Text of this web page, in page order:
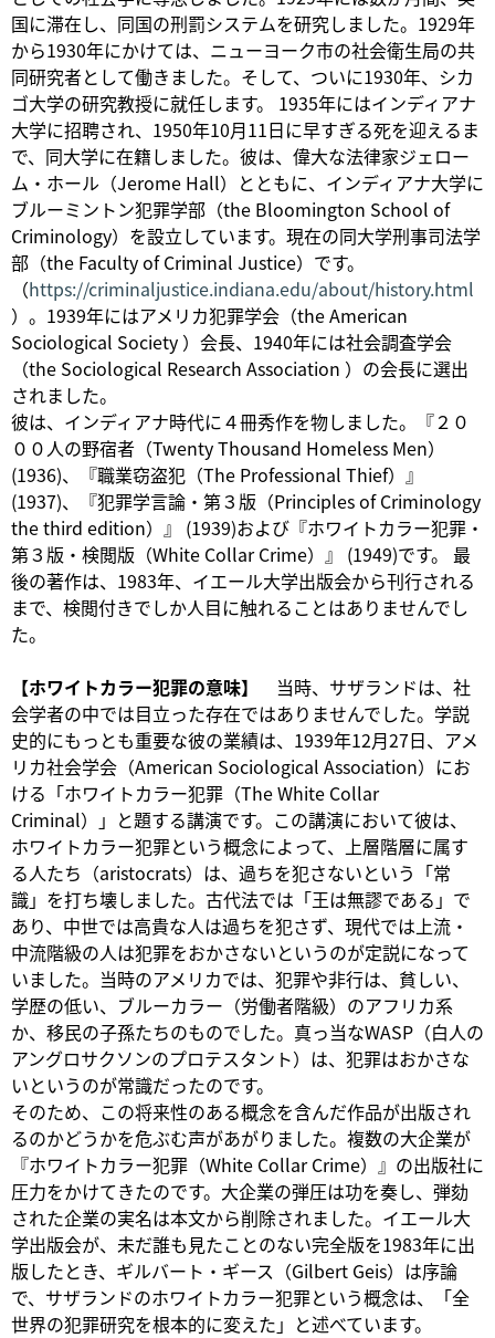
国に滞在し、同国の刑罰システムを研究しました。1929年
から1930年にかけては、ニューヨーク市の社会衛生局の共
同研究者として働きました。そして、ついに1930年、シカ
ゴ大学の研究教授に就任します。 1935年にはインディアナ
大学に招聘され、1950年10月11日に早すぎる死を迎えるま
で、同大学に在籍しました。彼は、偉大な法律家ジェロー
ム・ホール（Jerome Hall）とともに、インディアナ大学に
ブルーミントン犯罪学部（the Bloomington School of
Criminology）を設立しています。現在の同大学刑事司法学
部（the Faculty of Criminal Justice）です。
（https://criminaljustice.indiana.edu/about/history.html
）。1939年にはアメリカ犯罪学会（the American
Sociological Society ）会長、1940年には社会調査学会
（the Sociological Research Association ）の会長に選出
されました。
彼は、インディアナ時代に４冊秀作を物しました。『２０
００人の野宿者（Twenty Thousand Homeless Men）
(1936)、『職業窃盗犯（The Professional Thief）』
(1937)、『犯罪学言論・第３版（Principles of Criminology
the third edition）』 (1939)および『ホワイトカラー犯罪・
第３版・検閲版（White Collar Crime）』 (1949)です。 最
後の著作は、1983年、イエール大学出版会から刊行される
まで、検閲付きでしか人目に触れることはありませんでし
た。
【ホワイトカラー犯罪の意味】
当時、サザランドは、社
会学者の中では目立った存在ではありませんでした。学説
史的にもっとも重要な彼の業績は、1939年12月27日、アメ
リカ社会学会（American Sociological Association）にお
ける「ホワイトカラー犯罪（The White Collar
Criminal）」と題する講演です。この講演において彼は、
ホワイトカラー犯罪という概念によって、上層階層に属す
る人たち（aristocrats）は、過ちを犯さないという「常
識」を打ち壊しました。古代法では「王は無謬である」で
あり、中世では高貴な人は過ちを犯さず、現代では上流・
中流階級の人は犯罪をおかさないというのが定説になって
いました。当時のアメリカでは、犯罪や非行は、貧しい、
学歴の低い、ブルーカラー（労働者階級）のアフリカ系
か、移民の子孫たちのものでした。真っ当なWASP（白人の
アングロサクソンのプロテスタント）は、犯罪はおかさな
いというのが常識だったのです。
そのため、この将来性のある概念を含んだ作品が出版され
るのかどうかを危ぶむ声があがりました。複数の大企業が
『ホワイトカラー犯罪（White Collar Crime）』の出版社に
圧力をかけてきたのです。大企業の弾圧は功を奏し、弾劾
された企業の実名は本文から削除されました。イエール大
学出版会が、未だ誰も見たことのない完全版を1983年に出
版したとき、ギルバート・ギース（Gilbert Geis）は序論
で、サザランドのホワイトカラー犯罪という概念は、「全
世界の犯罪研究を根本的に変えた」と述べています。